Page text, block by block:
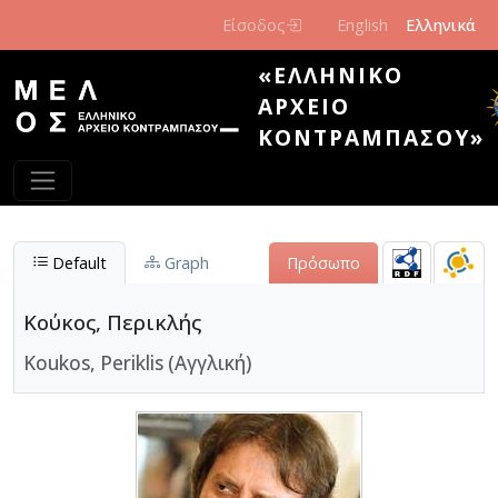
Είσοδος English Ελληνικά
«ΕΛΛΗΝΙΚΌ
ΑΡΧΕΊΟ
ΚΟΝΤΡΑΜΠΆΣΟΥ»
Default Graph Πρόσωπο
Κούκος, Περικλής
Koukos, Periklis (Αγγλική)